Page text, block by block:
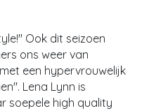
Ook dit seizoen
ons weer van
een hypervrouwelijk
Lena Lynn is
soepele high quality